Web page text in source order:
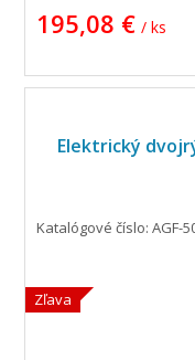
195,08 € / ks
Elektrický
Zľava
Katalógové číslo: AGF-